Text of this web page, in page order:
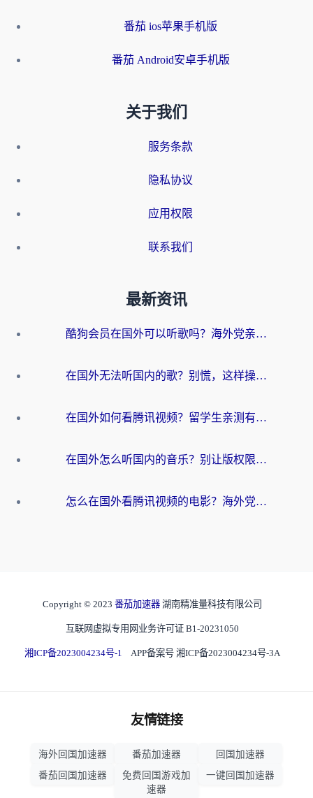
番茄 ios苹果手机版
番茄 Android安卓手机版
关于我们
服务条款
隐私协议
应用权限
联系我们
最新资讯
酷狗会员在国外可以听歌吗？海外党亲测有效：3步解决音乐权限难题
在国外无法听国内的歌？别慌，这样操作就能畅听QQ音乐（附亲测加速器推荐）
在国外如何看腾讯视频？留学生亲测有效的回国加速方案
在国外怎么听国内的音乐？别让版权限制断了你的华语歌单
怎么在国外看腾讯视频的电影？海外党亲测有效的回国加速指南
Copyright © 2023 番茄加速器 湖南精准量科技有限公司
互联网虚拟专用网业务许可证 B1-20231050
湘ICP备2023004234号-1 APP备案号 湘ICP备2023004234号-3A
友情链接
海外回国加速器 番茄加速器
回国加速器
番茄回国加速器
免费回国游戏加
速器
一键回国加速器